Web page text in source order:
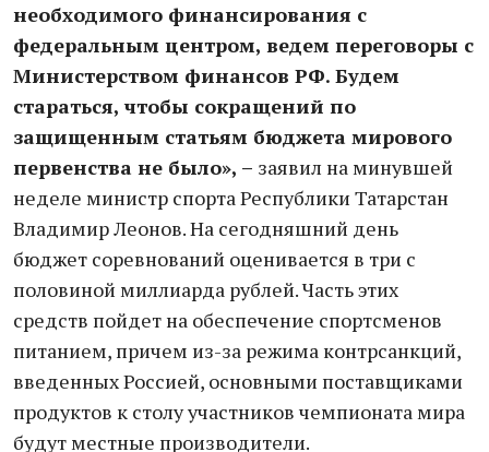
необходимого финансирования с
федеральным центром, ведем переговоры с
Министерством финансов РФ. Будем
стараться, чтобы сокращений по
защищенным статьям бюджета мирового
первенства не было», – заявил на минувшей
неделе министр спорта Республики Татарстан
Владимир Леонов. На сегодняшний день
бюджет соревнований оценивается в три с
половиной миллиарда рублей. Часть этих
средств пойдет на обеспечение спортсменов
питанием, причем из-за режима контрсанкций,
введенных Россией, основными поставщиками
продуктов к столу участников чемпионата мира
будут местные производители.